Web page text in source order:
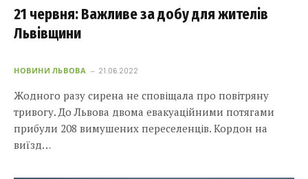
21 червня: Важливе за добу для жителів
Львівщини
НОВИНИ ЛЬВОВА 21.06.2022
Жодного разу сирена не сповіщала про повітряну
тривогу. До Львова двома евакуаційними потягами
прибули 208 вимушених переселенців. Кордон на
виїзд…